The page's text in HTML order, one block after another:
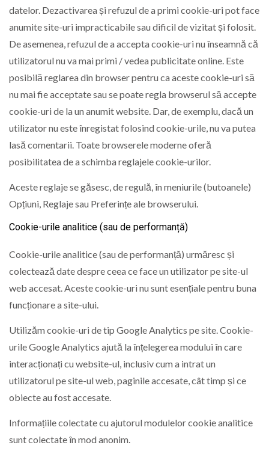
datelor. Dezactivarea și refuzul de a primi cookie-uri pot face
anumite site-uri impracticabile sau dificil de vizitat și folosit.
De asemenea, refuzul de a accepta cookie-uri nu înseamnă că
utilizatorul nu va mai primi / vedea publicitate online. Este
posibilă reglarea din browser pentru ca aceste cookie-uri să
nu mai fie acceptate sau se poate regla browserul să accepte
cookie-uri de la un anumit website. Dar, de exemplu, dacă un
utilizator nu este înregistat folosind cookie-urile, nu va putea
lasă comentarii. Toate browserele moderne oferă
posibilitatea de a schimba reglajele cookie-urilor.
Aceste reglaje se găsesc, de regulă, în meniurile (butoanele)
Opțiuni, Reglaje sau Preferințe ale browserului.
Cookie-urile analitice (sau de performanță)
Cookie-urile analitice (sau de performanță) urmăresc și
colectează date despre ceea ce face un utilizator pe site-ul
web accesat. Aceste cookie-uri nu sunt esențiale pentru buna
funcționare a site-ului.
Utilizăm cookie-uri de tip Google Analytics pe site. Cookie-
urile Google Analytics ajută la înțelegerea modului în care
interacționați cu website-ul, inclusiv cum a intrat un
utilizatorul pe site-ul web, paginile accesate, cât timp și ce
obiecte au fost accesate.
Informațiile colectate cu ajutorul modulelor cookie analitice
sunt colectate în mod anonim.